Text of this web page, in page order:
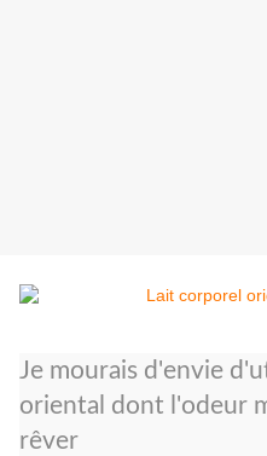
Je mourais d'envie
oriental dont l'odeur
rêver